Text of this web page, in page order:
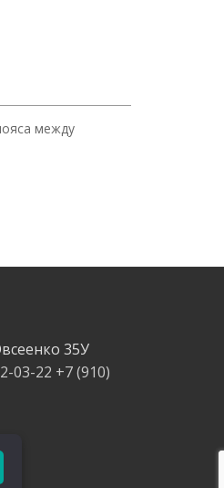
между
35У
03-22 +7 (910)